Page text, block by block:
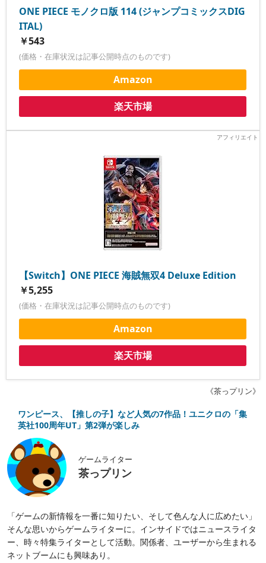
ONE PIECE モノクロ版 114 (ジャンプコミックスDIG
ITAL)
￥543
(価格・在庫状況は記事公開時点のものです)
Amazon
楽天市場
【Switch】ONE PIECE 海賊無双4 Deluxe Edition
￥5,255
(価格・在庫状況は記事公開時点のものです)
Amazon
楽天市場
《茶っプリン》
ワンピース、【推しの子】など人気の7作品！ユニクロの「集
英社100周年UT」第2弾が楽しみ
ゲームライター
茶っプリン
「ゲームの新情報を一番に知りたい、そして色んな人に広めたい」
そんな思いからゲームライターに。インサイドではニュースライタ
ー、時々特集ライターとして活動。関係者、ユーザーから生まれる
ネットブームにも興味あり。